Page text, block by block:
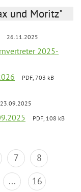
und Moritz"
26.11.2025
2025-
PDF, 703 kB
23.09.2025
PDF, 108 kB
7
8
... 16